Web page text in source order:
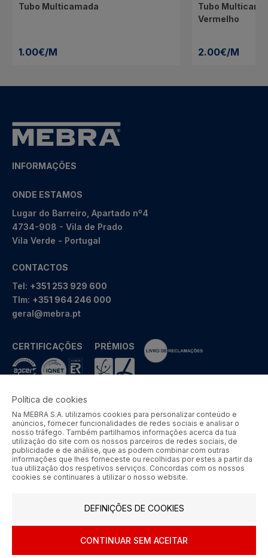
Tubo Multicamada
1.00€/M
Tubo
Vermelho
2.00€/M
INFORMAÇÕES
ONDE ESTAMOS
Lugar do Barreiro, Apartado nº4
4734-908 - Vila de Prado
Vila Verde - Portugal
CONTACTOS
Tel: +351 253 929 600
Tlm: +351 964 246 000
geral@mebra.pt
CERTIFICAÇÕES PRÉMIOS
MEBRA - Comércio por Grosso de Metais e Acessórios de Braga
S.A. © 2026 Todos os direitos reservados.
Aos preços apresentados acresce IVA à taxa em vigor.
SIGA-NOS
Política de cookies
Na MEBRA S.A. utilizamos cookies para personalizar conteúdo e
anúncios, fornecer funcionalidades de redes sociais e analisar o
nosso tráfego. Também partilhamos informações acerca da tua
utilização do site com os nossos parceiros de redes sociais, de
publicidade e de análise, que as podem combinar com outras
informações que lhes forneceste ou recolhidas por estes a partir da
tua utilização dos respetivos serviços. Concordas com os nossos
cookies se continuares a utilizar o nosso website.
DEFINIÇÕES DE COOKIES
CONTINUAR SEM ACEITAR